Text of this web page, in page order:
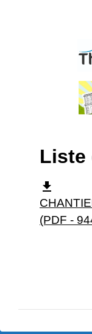
Liste
file_download
(PDF -